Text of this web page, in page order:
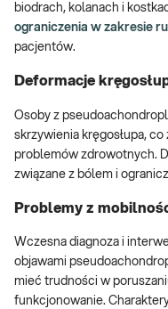
biodrach, kolanach i
ograniczenia w zakresie
pacjentów.
Deformacje
Osoby z
skrzywienia kręgosłupa,
problemów zdrowotnych.
związane z bólem i
Problemy z
Wczesna diagnoza i
objawami
mieć trudności w
funkcjonowanie.